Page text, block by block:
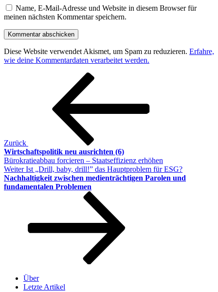
Name, E-Mail-Adresse und Website in diesem Browser für
meinen nächsten Kommentar speichern.
Diese Website verwendet Akismet, um Spam zu reduzieren. Erfahre,
wie deine Kommentardaten verarbeitet werden.
Beitragsnavigation
Zurück
Wirtschaftspolitik neu ausrichten (6)
Bürokratieabbau forcieren – Staatseffizienz erhöhen
Nächster
Beitrag
Weiter Ist „Drill, baby, drill!” das Hauptproblem für ESG?
Nachhaltigkeit zwischen medienträchtigen Parolen und
fundamentalen Problemen
Über
Letzte Artikel